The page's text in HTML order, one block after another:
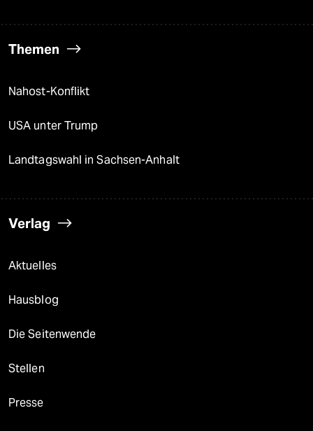
Themen
Nahost-Konflikt
USA unter Trump
Landtagswahl in Sachsen-Anhalt
Verlag
Aktuelles
Hausblog
Die Seitenwende
Stellen
Presse